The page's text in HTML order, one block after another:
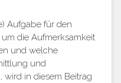
Aufgabe für den
die Aufmerksamkeit
und welche
und
wird in diesem Beitrag